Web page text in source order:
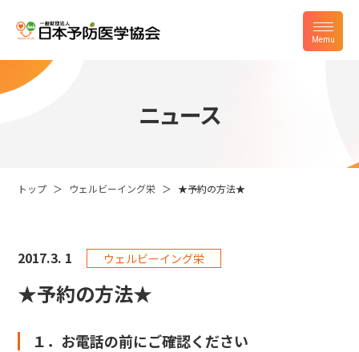
ニュース
トップ ウェルビーイング栄 ★予約の方法★
2017.3. 1 ウェルビーイング栄
★予約の方法★
１．お電話の前にご確認ください